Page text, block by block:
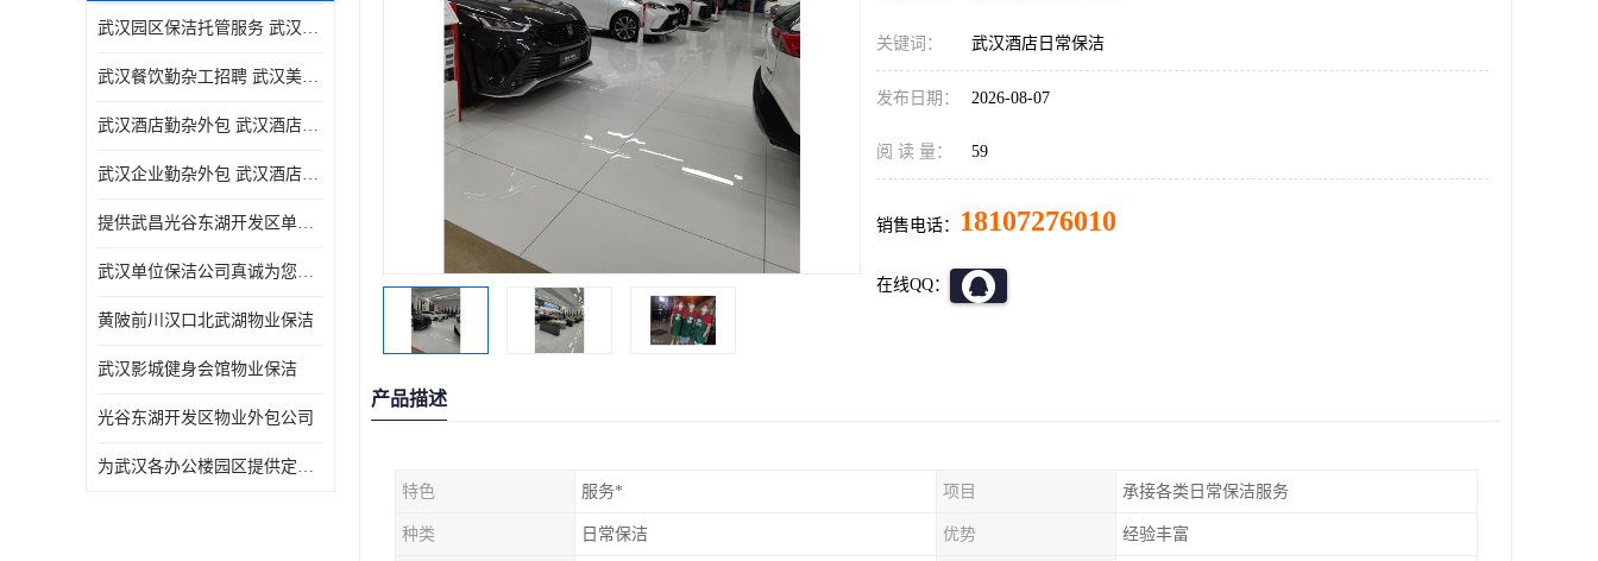
武汉园区保洁托管服务 武汉运动场馆勤杂外包 武汉餐饮勤杂服务托管
武汉餐饮勤杂工招聘 武汉美食堂定点保洁 武汉酒店勤杂外包
武汉酒店勤杂外包 武汉酒店勤杂服务托管
武汉企业勤杂外包 武汉酒店勤杂服务外包
提供武昌光谷东湖开发区单位保洁
武汉单位保洁公司真诚为您服务
黄陂前川汉口北武湖物业保洁
武汉影城健身会馆物业保洁
光谷东湖开发区物业外包公司
为武汉各办公楼园区提供定点保洁服务
关键词： 武汉酒店日常保洁
发布日期： 2026-08-07
阅 读 量： 59
销售电话： 18107276010
在线QQ：
产品描述
特色 服务* 项目 承接各类日常保洁服务
种类 日常保洁 优势 经验丰富